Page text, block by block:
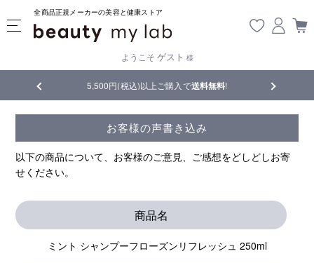
全商品正規メーカーの美容と健康ストア
ようこそ ゲスト 様
5,500円(税込)以上ご購入で送料無料! 【重要】熊
お客様の声書き込み
以下の商品について、お客様のご意見、ご感想をどしどしお寄
せください。
商品名
ミント シャンプーフローズンリフレッシュ 250ml